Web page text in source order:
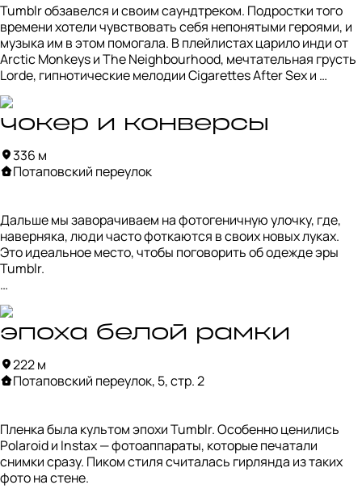
вывеске над кофейней — такое же смешение старого и
нового, знакомого и цифрового.
Tumblr обзавелся и своим саундтреком. Подростки того
времени хотели чувствовать себя непонятыми героями, и
музыка им в этом помогала. В плейлистах царило инди от
Arctic Monkeys и The Neighbourhood, мечтательная грусть
Lorde, гипнотические мелодии Cigarettes After Sex и
сказочно-мрачный поп Melanie Martinez. А главным
голосом того времени стала, конечно, Lana Del Rey.
Еще тогда начался бум на все винтажное, включая
физические носители. Многие специально искали альбомы
на CD и виниле, чтобы прикоснуться к музыке буквально.
эпохи.
чокер и конверсы
336 м
Потаповский переулок
Дальше мы заворачиваем на фотогеничную улочку, где,
наверняка, люди часто фоткаются в своих новых луках.
Это идеальное место, чтобы поговорить об одежде эры
Tumblr.
Это был ещё один способ заявить о своей «непохожести»,
о тонкой душевной организации и о любви к мрачной
романтике.
Парни косили под скейтеров: шапки бини, клетчатые
рубашки и скини джинсы. Девушки одевались более
разные кеды, особенно от Converse и Vans.
Ну и какая tumblr girl без чокера? Это было главным знаком
того, что ты шаришь.
эпоха белой рамки
222 м
Потаповский переулок, 5, стр. 2
Пленка была культом эпохи Tumblr. Особенно ценились
Polaroid и Instax — фотоаппараты, которые печатали
снимки сразу. Пиком стиля считалась гирлянда из таких
фото на стене.